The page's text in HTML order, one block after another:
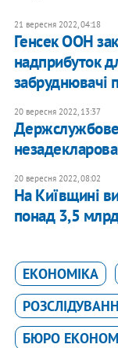
21 вересня 2022, 04:18
Генсек ООН
надприбуток
забруднювачі
20 вересня 2022, 13:37
20 вересня 2022, 08:02
На Київщині
понад 3,5
ЕКОНОМІКА
БЮРО